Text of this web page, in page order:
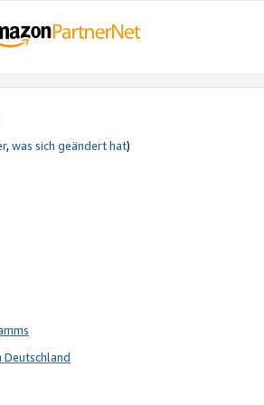
,was sich geändert hat)
Deutschland